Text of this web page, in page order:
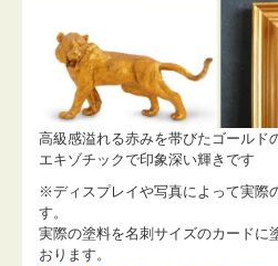
高級感溢れる赤みを帯びたゴールド
エキゾチックで印象深い輝きです
※ディスプレイや写真によって実際
す。
実際の塗料を名刺サイズのカードに
おります。